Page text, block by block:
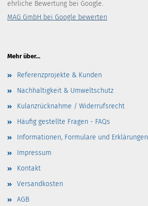
ehrliche Bewertung bei Google.
MAG GmbH bei Google bewerten
Mehr über...
Referenzprojekte & Kunden
Nachhaltigkeit & Umweltschutz
Kulanzrücknahme / Widerrufsrecht
Häufig gestellte Fragen - FAQs
Informationen, Formulare und Erklärungen
Impressum
Kontakt
Versandkosten
AGB